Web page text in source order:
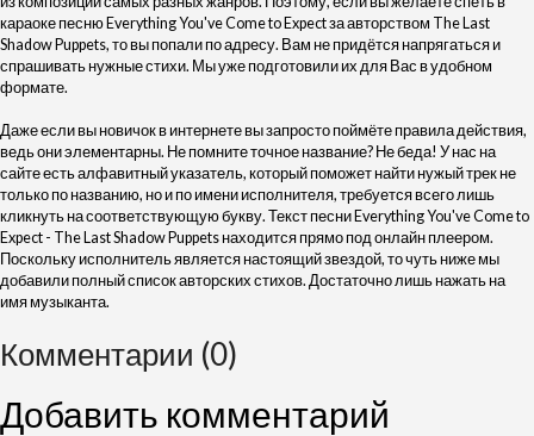
караоке песню Everything You've Come to Expect за авторством The Last
Shadow Puppets, то вы попали по адресу. Вам не придётся напрягаться и
спрашивать нужные стихи. Мы уже подготовили их для Вас в удобном
формате.
Даже если вы новичок в интернете вы запросто поймёте правила действия,
ведь они элементарны. Не помните точное название? Не беда! У нас на
сайте есть алфавитный указатель, который поможет найти нужый трек не
только по названию, но и по имени исполнителя, требуется всего лишь
кликнуть на соответствующую букву. Текст песни Everything You've Come to
Expect - The Last Shadow Puppets находится прямо под онлайн плеером.
Поскольку исполнитель является настоящий звездой, то чуть ниже мы
добавили полный список авторских стихов. Достаточно лишь нажать на
имя музыканта.
Комментарии (0)
Добавить комментарий